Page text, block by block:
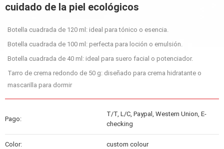
cuidado de la piel ecológicos
Botella cuadrada de 120 ml: ideal para tónico o esencia.
Botella cuadrada de 100 ml: perfecta para loción o emulsión.
Botella cuadrada de 40 ml: ideal para suero facial o potenciador.
Tarro de crema redondo de 50 g: diseñado para crema hidratante o
mascarilla para dormir
Pago:
T/T, L/C, Paypal, Western Union, E-
checking
Color: custom colour